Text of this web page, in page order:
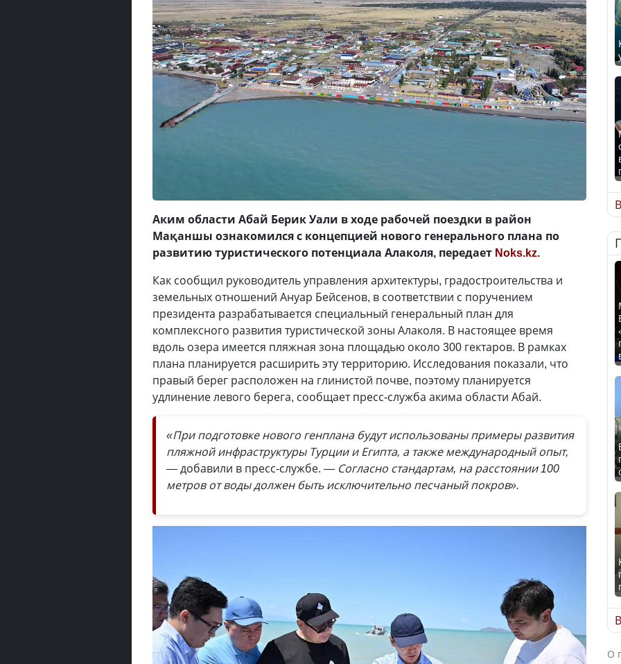
Аким области Абай Берик Уали в ходе рабочей поездки в район
Мақаншы ознакомился с концепцией нового генерального плана по
развитию туристического потенциала Алаколя, передает Noks.kz.
Как сообщил руководитель управления архитектуры, градостроительства и
земельных отношений Ануар Бейсенов, в соответствии с поручением
президента разрабатывается специальный генеральный план для
комплексного развития туристической зоны Алаколя. В настоящее время
вдоль озера имеется пляжная зона площадью около 300 гектаров. В рамках
плана планируется расширить эту территорию. Исследования показали, что
правый берег расположен на глинистой почве, поэтому планируется
удлинение левого берега, сообщает пресс-служба акима области Абай.
«При подготовке нового генплана будут использованы примеры развития
пляжной инфраструктуры Турции и Египта, а также международный опыт,
—добавили в пресс-службе. — Согласно стандартам, на расстоянии 100
метров от воды должен быть исключительно песчаный покров».
О